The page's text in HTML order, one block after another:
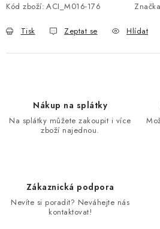
Kód zboží: ACI_M016-176
Tisk Zeptat se Hlídat
Nákup na splátky
Na splátky můžete zakoupit i více
zboží najednou.
Zákaznická podpora
Nevíte si poradit? Neváhejte nás
kontaktovat!